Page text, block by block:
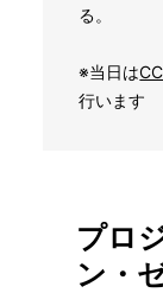
る。
※当日は
行います
プロ
ン・